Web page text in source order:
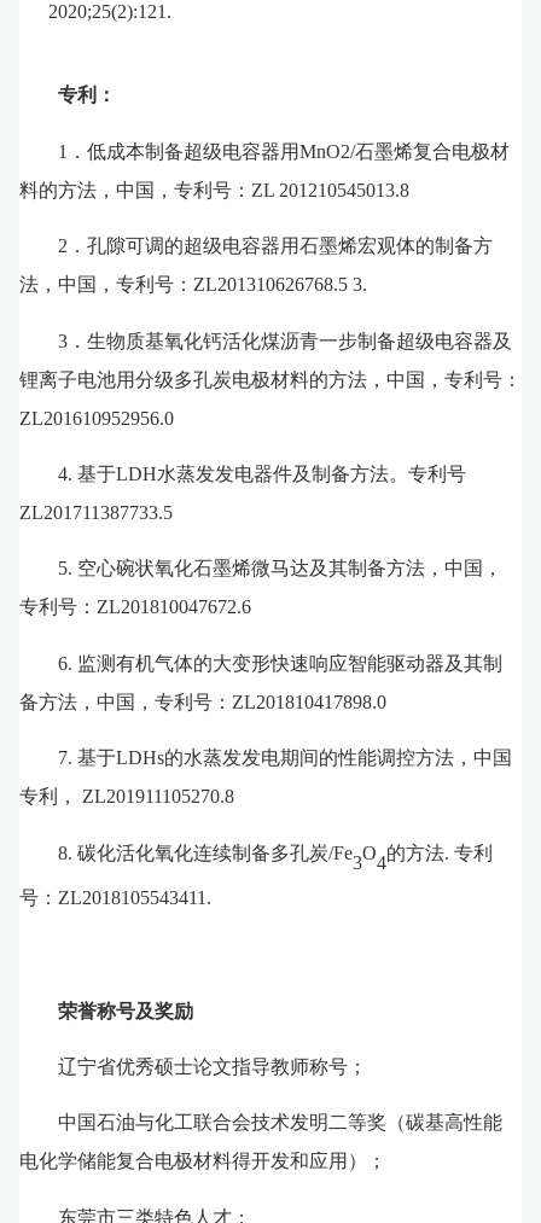
2020;25(2):121.
专利 ：
1 ．低成本制备超级电容器用MnO2/石墨烯复合电极材
料的方法，中国，专利号： ZL 201210545013.8
2 ．孔隙可调的超级电容器用石墨烯宏观体的制备方
法，中国，专利号： ZL201310626768.5 3.
3 ．生物质基氧化钙活化煤沥青一步制备超级电容器及
锂离子电池用分级多孔炭电极材料的方法 ，中国，专利号：
ZL201610952956.0
4. 基于LDH水蒸发发电器件及制备方法。专利号
ZL201711387733.5
5. 空心碗状氧化石墨烯微马达及其制备方法，中国，
专利号： ZL201810047672.6
6. 监测有机气体的大变形快速响应智能驱动器及其制
备方法，中国，专利号： ZL201810417898.0
7.基于LDHs的水蒸发发电期间的性能调控方法，中国
专利，
ZL201911105270.8
8.碳化活化氧化连续制备多孔炭/Fe3O4的方法.专利
号： ZL2018105543411.
荣誉称号及奖励
辽宁省优秀硕士论文指导教师称号；
中国石油与化工联合会技术发明二等奖（碳基高性能
电化学储能复合电极材料得开发和应用）；
东莞市三类特色人才；